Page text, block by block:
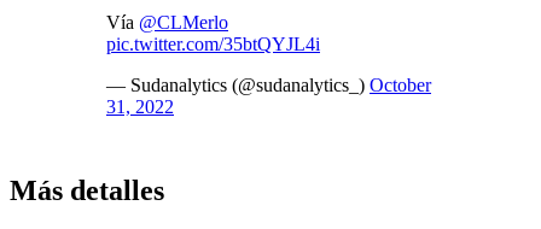
Vía @CLMerlo
pic.twitter.com/35btQYJL4i
— Sudanalytics (@sudanalytics_) October
31, 2022
Más detalles